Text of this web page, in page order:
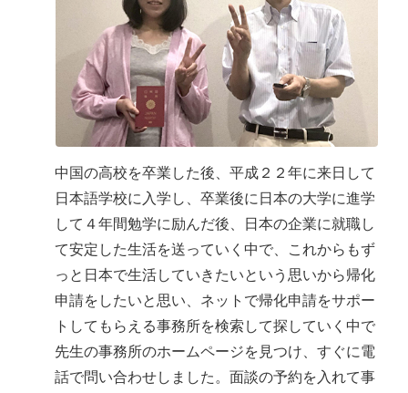
中国の高校を卒業した後、平成２２年に来日して
日本語学校に入学し、卒業後に日本の大学に進学
して４年間勉学に励んだ後、日本の企業に就職し
て安定した生活を送っていく中で、これからもず
っと日本で生活していきたいという思いから帰化
申請をしたいと思い、ネットで帰化申請をサポー
トしてもらえる事務所を検索して探していく中で
先生の事務所のホームページを見つけ、すぐに電
話で問い合わせしました。面談の予約を入れて事